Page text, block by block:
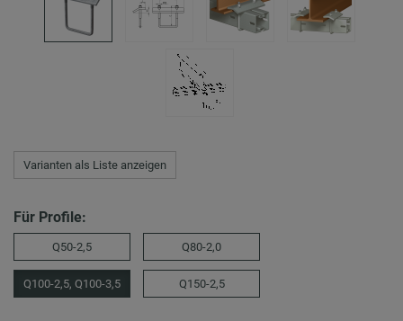
Varianten als Liste anzeigen
Für Profile:
Q50-2,5 Q80-2,0
Q100-2,5, Q100-3,5 Q150-2,5